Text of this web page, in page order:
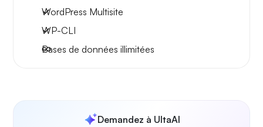
WordPress Multisite
WP-CLI
Bases de données illimitées
Demandez à UltaAI